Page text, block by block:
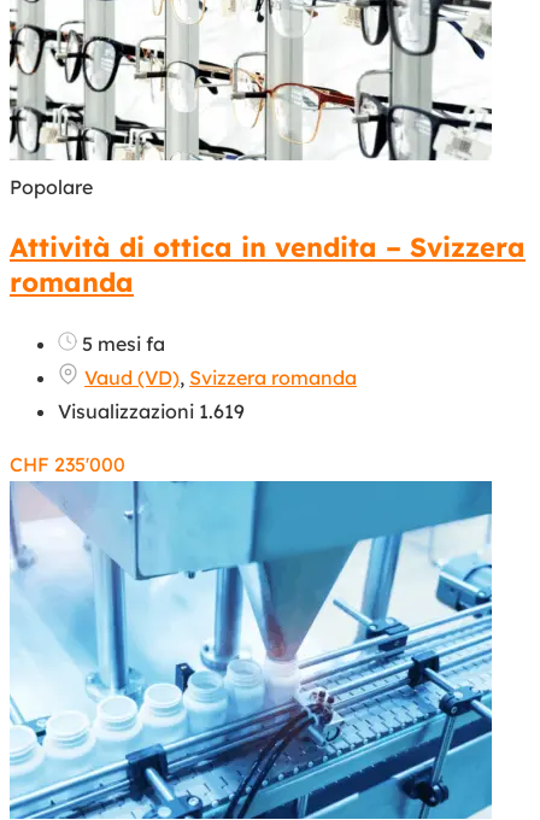
Popolare
Attività di ottica in vendita – Svizzera
romanda
5 mesi fa
Vaud (VD), Svizzera romanda
Visualizzazioni 1.619
CHF 235'000